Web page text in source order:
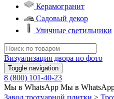
Керамогранит
Садовый декор
Уличные светильники
Визуализация двора по фото
Toggle navigation
8 (800) 101-40-23
Мы в WhatsApp Мы в
Завод тротуарной плитки >